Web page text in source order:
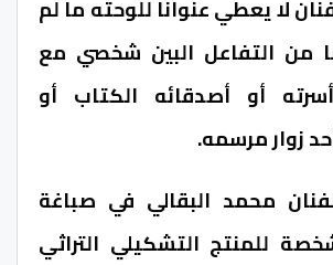
لا يعطي عنوانا للوحته ما لم
من التفاعل البين شخصي مع
أو أصدقائه الكتاب أو
زوار مرسمه.
محمد البقالي في صباغة
للمنتج التشكيلي التراثي